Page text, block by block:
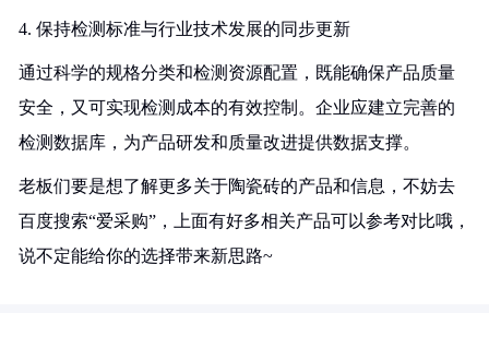
4. 保持检测标准与行业技术发展的同步更新
通过科学的规格分类和检测资源配置，既能确保产品质量
安全，又可实现检测成本的有效控制。企业应建立完善的
检测数据库，为产品研发和质量改进提供数据支撑。
老板们要是想了解更多关于陶瓷砖的产品和信息，不妨去
百度搜索“爱采购”，上面有好多相关产品可以参考对比哦，
说不定能给你的选择带来新思路~